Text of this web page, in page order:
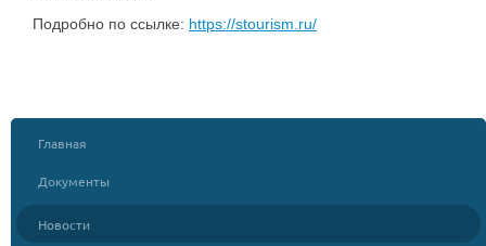
Подробно по ссылке: https://stourism.ru/
Главная
Документы
Новости